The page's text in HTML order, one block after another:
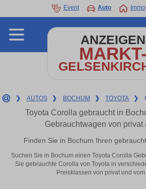
Event Auto Immo
ANZEIGEN
MARKT-
❯ AUTOS ❯ BOCHUM ❯ TOYOTA ❯
Toyota Corolla gebraucht in
Gebrauchtwagen von privat
Finden Sie in Bochum Ihren
Suchen Sie in Bochum einen Toyota Corolla
Sie gebrauchte Corolla von Toyota in
Preisklassen von privat und